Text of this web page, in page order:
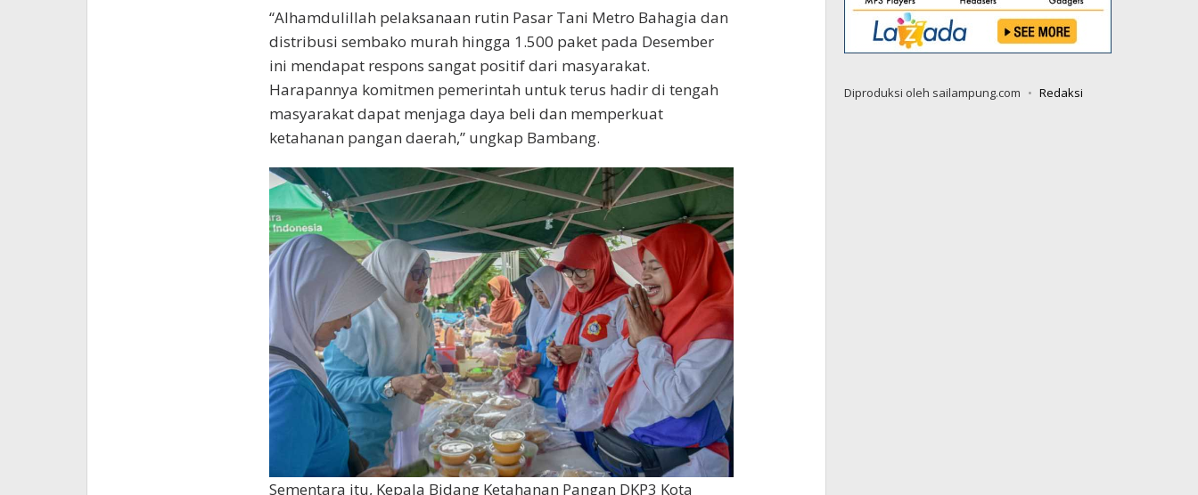
“Alhamdulillah pelaksanaan rutin Pasar Tani Metro Bahagia dan
distribusi sembako murah hingga 1.500 paket pada Desember
ini mendapat respons sangat positif dari masyarakat.
Harapannya komitmen pemerintah untuk terus hadir di tengah
masyarakat dapat menjaga daya beli dan memperkuat
ketahanan pangan daerah,” ungkap Bambang.
Sementara itu, Kepala Bidang Ketahanan Pangan DKP3 Kota
Diproduksi oleh sailampung.com Redaksi